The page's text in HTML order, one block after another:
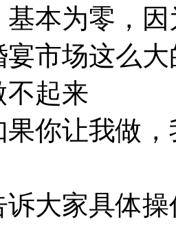
本为零，因
市场这么大
起来
你让我做，
大家具体操